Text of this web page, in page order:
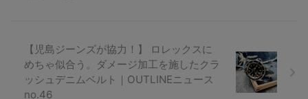
【児島ジーンズが協力！】 ロレックスに
めちゃ似合う。ダメージ加工を施したクラ
ッシュデニムベルト｜OUTLINEニュース
no.46